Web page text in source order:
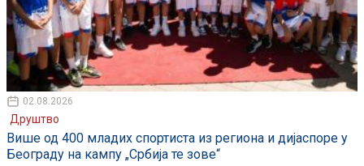
02.08.2026
Друштво
Више од 400 младих спортиста из региона и дијаспоре у
Београду на кампу „Србија те зове“